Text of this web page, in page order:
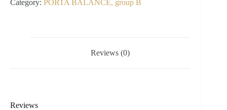
Category: PORTA BALANCE, group B
Reviews (0)
Reviews